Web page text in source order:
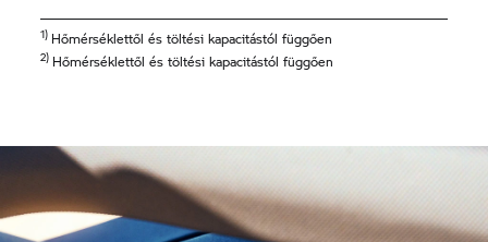
1) Hőmérséklettől és töltési kapacitástól függően
2) Hőmérséklettől és töltési kapacitástól függően